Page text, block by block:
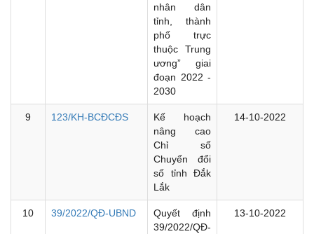
nhân dân
tỉnh, thành
phố trực
thuộc Trung
ương” giai
đoạn 2022 -
2030
9 123/KH-BCĐCĐS
Kế hoạch
nâng cao
Chỉ số
Chuyển đổi
số tỉnh Đắk
Lắk
14-10-2022
10 39/2022/QĐ-UBND
Quyết định
39/2022/QĐ-
13-10-2022